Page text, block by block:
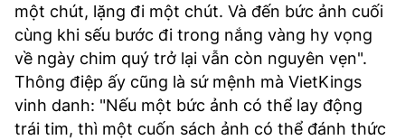
một chút, lặng đi một chút. Và đến bức ảnh cuối
cùng khi sếu bước đi trong nắng vàng hy vọng
về ngày chim quý trở lại vẫn còn nguyên vẹn".
Thông điệp ấy cũng là sứ mệnh mà VietKings
vinh danh: "Nếu một bức ảnh có thể lay động
trái tim, thì một cuốn sách ảnh có thể đánh thức